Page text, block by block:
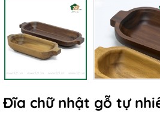
Đĩa chữ nhật gỗ tự